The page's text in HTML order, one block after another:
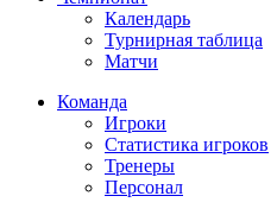
Календарь
Турнирная таблица
Матчи
Команда
Игроки
Статистика игроков
Тренеры
Персонал